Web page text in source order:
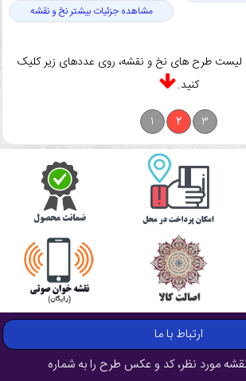
مشاهده جزئیات بیشتر نخ و نقشه
طرح های نخ و نقشه، روی عددهای زیر کلیک
کنید.
3
2
1
ارتباط با ما
مورد نظر، کد و عکس طرح را به شماره